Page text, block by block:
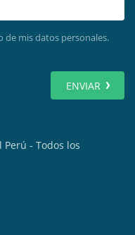
mis datos personales.
ENVIAR
- Todos los